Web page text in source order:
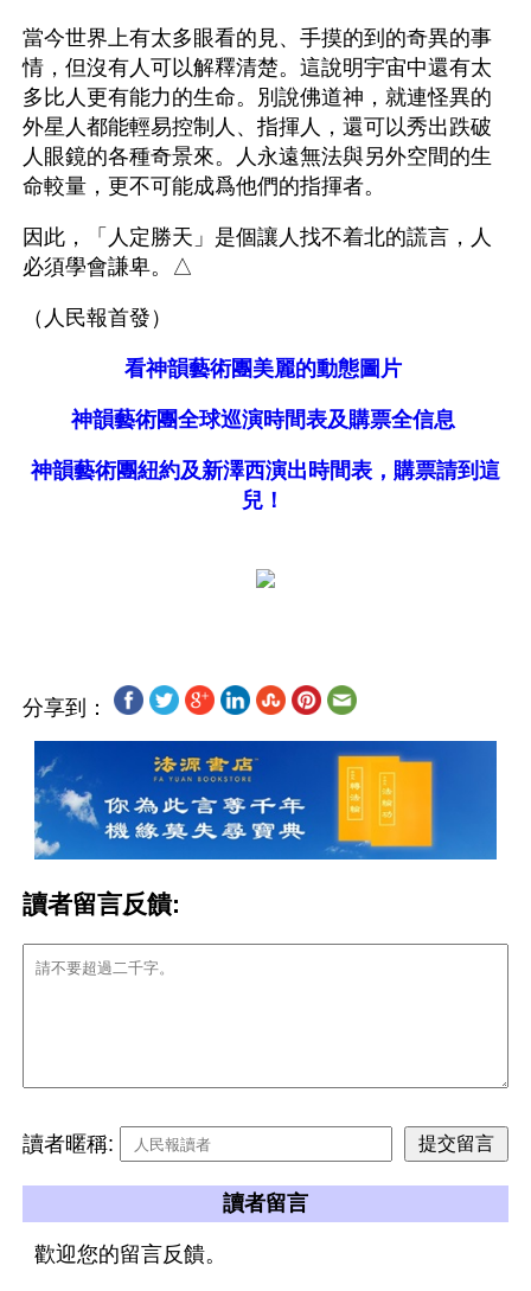
當今世界上有太多眼看的見、手摸的到的奇異的事
情，但沒有人可以解釋清楚。這說明宇宙中還有太
多比人更有能力的生命。別說佛道神，就連怪異的
外星人都能輕易控制人、指揮人，還可以秀出跌破
人眼鏡的各種奇景來。人永遠無法與另外空間的生
命較量，更不可能成爲他們的指揮者。
因此，「人定勝天」是個讓人找不着北的謊言，人
必須學會謙卑。△
（人民報首發）
看神韻藝術團美麗的動態圖片
神韻藝術團全球巡演時間表及購票全信息
神韻藝術團紐約及新澤西演出時間表，購票請到這
兒！
分享到：
讀者留言反饋:
讀者暱稱:
讀者留言
歡迎您的留言反饋。